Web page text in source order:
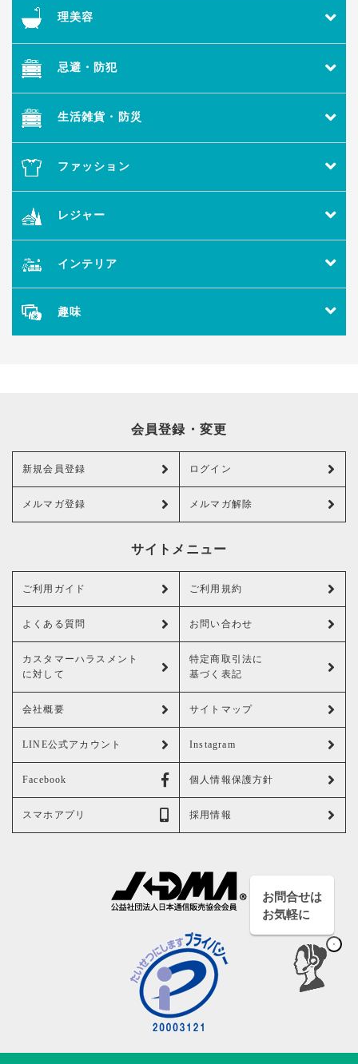
理美容
忌避・防犯
生活雑貨・防災
ファッション
レジャー
インテリア
趣味
会員登録・変更
新規会員登録 ログイン
メルマガ登録 メルマガ解除
サイトメニュー
ご利用ガイド ご利用規約
よくある質問 お問い合わせ
カスタマーハラスメント
に対して
特定商取引法に
基づく表記
会社概要 サイトマップ
LINE公式アカウント Instagram
Facebook 個人情報保護方針
スマホアプリ 採用情報
お問合せは
お気軽に